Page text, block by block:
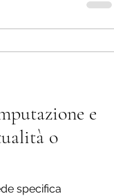
e
o
specifica